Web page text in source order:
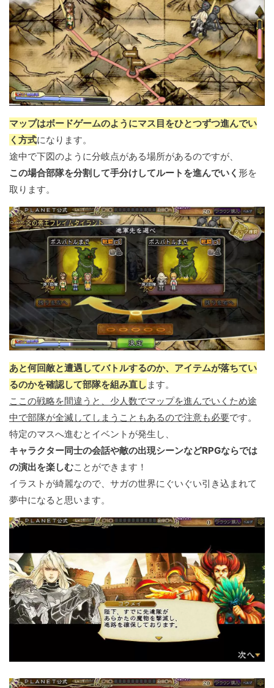
マップはボードゲームのようにマス目をひとつずつ進んでい
く方式になります。
途中で下図のように分岐点がある場所があるのですが、
この場合部隊を分割して手分けしてルートを進んでいく 形を
取ります。
あと何回敵と遭遇してバトルするのか、アイテムが落ちてい
るのかを確認して部隊を組み直し ます。
ここの戦略を間違うと、少人数でマップを進んでいくため途
中で部隊が全滅してしまうこともあるので注意も必要です。
特定のマスへ進むとイベントが発生し、
キャラクター同士の会話や敵の出現シーンなどRPGならでは
の演出を楽しむことができます！
イラストが綺麗なので、サガの世界にぐいぐい引き込まれて
夢中になると思います。